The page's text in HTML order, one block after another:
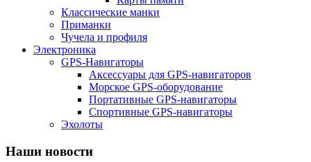
Классические манки
Приманки
Чучела и профиля
Электроника
GPS-Навигаторы
Аксессуары для GPS-навигаторов
Морское GPS-оборудование
Портативные GPS-навигаторы
Спортивные GPS-навигаторы
Эхолоты
Наши новости